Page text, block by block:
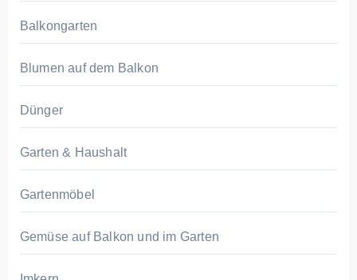
Balkongarten
Blumen auf dem Balkon
Dünger
Garten & Haushalt
Gartenmöbel
Gemüse auf Balkon und im Garten